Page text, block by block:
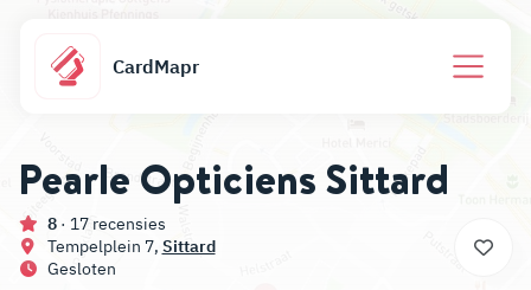
CardMapr
Pearle Opticiens Sittard
8 · 17 recensies
Tempelplein 7, Sittard
Gesloten